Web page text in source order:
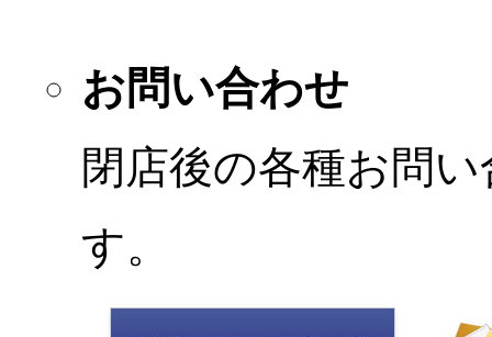
お問い合わせ
閉店後の各種お問
す。